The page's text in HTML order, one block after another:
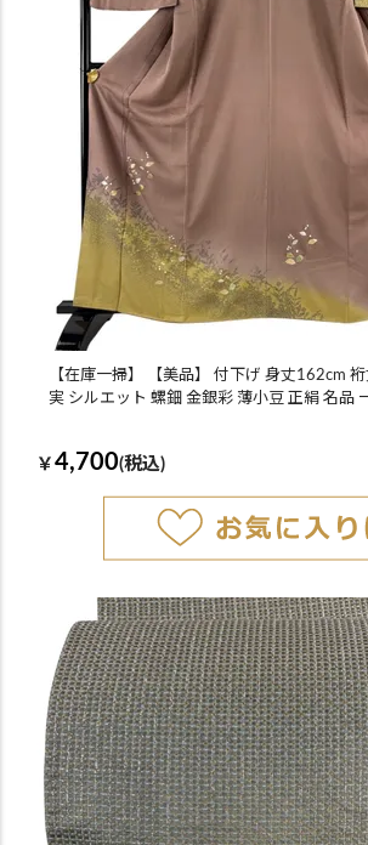
【在庫一掃】 【美品】 付下げ 身丈162cm
実 シルエット 螺鈿 金銀彩 薄小豆 正絹 名品
￥ 4,700(税込)